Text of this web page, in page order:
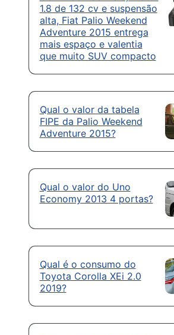
1.8 de 132 cv e suspensão
alta, Fiat Palio Weekend
Adventure 2015 entrega
mais espaço e valentia
que muito SUV compacto
Qual o valor da tabela
FIPE da Palio Weekend
Adventure 2015?
Qual o valor do Uno
Economy 2013 4 portas?
Qual é o consumo do
Toyota Corolla XEi 2.0
2019?